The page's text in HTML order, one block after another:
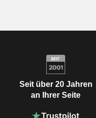
Seit über 20 Jahren
an Ihrer Seite